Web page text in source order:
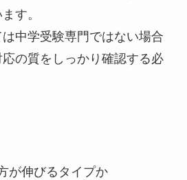
す。
中学受験専門ではない場合
の質をしっかり確認する必
が伸びるタイプか